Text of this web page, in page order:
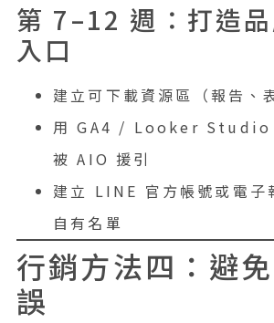
第 7–12 週：打造
入口
建立可下載資源區（報告、
用 GA4 / Looker Studio
被 AIO 援引
建立 LINE 官方帳號或電子
自有名單
行銷方法四：避
誤